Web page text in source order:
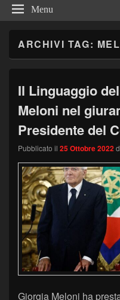
Menu
ARCHIVI TAG:
Il Linguaggio
Meloni nel
Presidente del
Pubblicato il 25 Ottobre 2022
Giorgia Meloni ha